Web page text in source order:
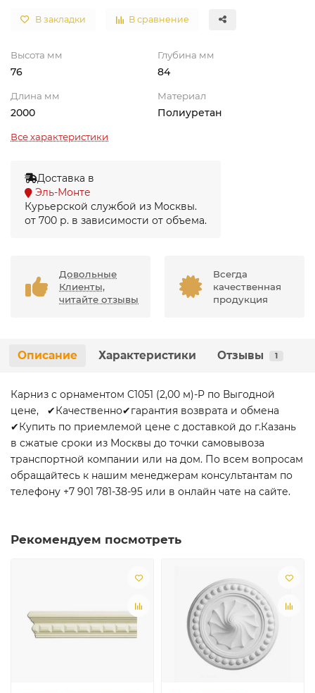
В закладки В сравнение
Высота мм
76
Глубина мм
84
Длина мм
2000
Материал
Полиуретан
Все характеристики
Доставка в
Эль-Монте
Курьерской службой из Москвы.
от 700 р. в зависимости от объема.
Довольные
Клиенты,
читайте отзывы
Всегда
качественная
продукция
Описание Характеристики Отзывы 1
Карниз с орнаментом C1051 (2,00 м)-P по Выгодной
цене, ✔Качественно✔гарантия возврата и обмена
✔Купить по приемлемой цене с доставкой до г.Казань
в сжатые сроки из Москвы до точки самовывоза
транспортной компании или на дом. По всем вопросам
обращайтесь к нашим менеджерам консультантам по
телефону +7 901 781-38-95 или в онлайн чате на сайте.
Рекомендуем посмотреть